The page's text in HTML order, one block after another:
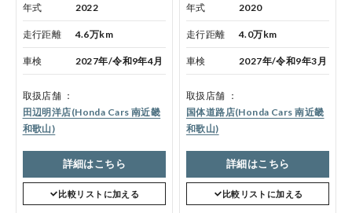
各店舗へのお問い合わせ
コーポレートサイト
年式 2022
走行距離 4.6万km
車検 2027年/令和9年4月
取扱店舗
田辺明洋店(Honda Cars 南近畿
和歌山)
詳細はこちら
比較リストに加える
年式 2020
走行距離 4.0万km
車検 2027年/令和9年3月
取扱店舗
国体道路店(Honda Cars 南近畿
和歌山)
詳細はこちら
比較リストに加える